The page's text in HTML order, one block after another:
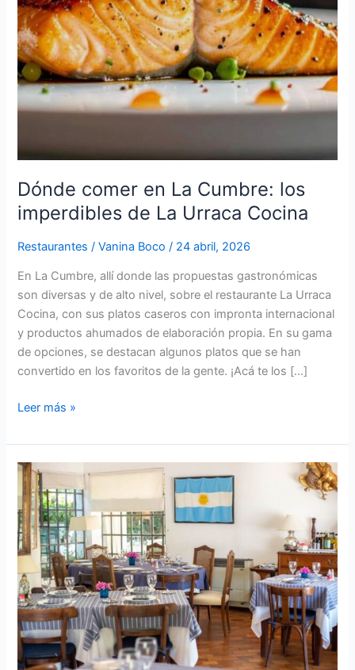
Dónde comer en La Cumbre: los
imperdibles de La Urraca Cocina
Restaurantes /Vanina Boco/ 24 abril, 2026
En La Cumbre, allí donde las propuestas gastronómicas
son diversas y de alto nivel, sobre el restaurante La Urraca
Cocina, con sus platos caseros con impronta internacional
y productos ahumados de elaboración propia. En su gama
de opciones, se destacan algunos platos que se han
convertido en los favoritos de la gente. ¡Acá te los […]
de
La
Urraca
Cocina
Leer más »
La
Urraca
Cocina:
sabores
caseros
con
un
toque
único
en
La